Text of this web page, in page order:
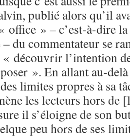
publié alors qu’il
office » – c’est-à-dire
du commentateur se
découvrir l’intention
». En allant au-
des limites propres à sa
les lecteurs hors de
il s’éloigne de son
peu hors de ses